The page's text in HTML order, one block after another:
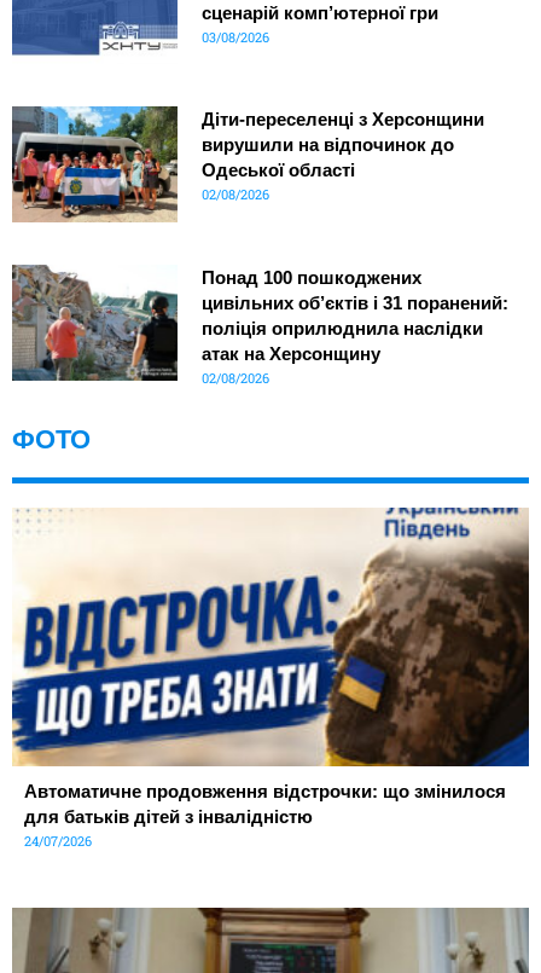
сценарій комп’ютерної гри
03/08/2026
Діти-переселенці з Херсонщини
вирушили на відпочинок до
Одеської області
02/08/2026
Понад 100 пошкоджених
цивільних об’єктів і 31 поранений:
поліція оприлюднила наслідки
атак на Херсонщину
02/08/2026
ФОТО
Автоматичне продовження відстрочки: що змінилося
для батьків дітей з інвалідністю
24/07/2026